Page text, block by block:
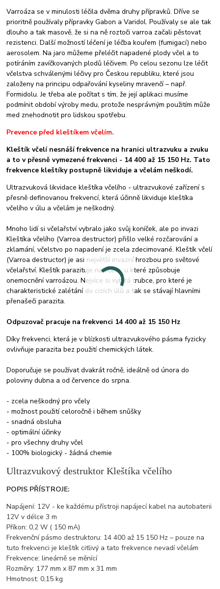
Varroáza se v minulosti léčila dvěma druhy přípravků. Dříve se
prioritně používaly přípravky Gabon a Varidol. Používaly se ale tak
dlouho a tak masově, že si na ně roztoči varroa začali pěstovat
rezistenci. Další možností léčení je léčba kouřem (fumigací) nebo
aerosolem. Na jaro můžeme přeléčit napadené plody včel a to
potíráním zavíčkovaných plodů léčivem. Po celou sezonu lze léčit
včelstva schválenými léčivy pro Českou republiku, které jsou
založeny na principu odpařování kyseliny mravenčí – např.
Formidolu. Je třeba ale počítat s tím, že její aplikaci musíme
podmínit období výroby medu, protože nesprávným použitím může
med znehodnotit pro lidskou spotřebu.
Prevence před kleštíkem včelím.
Kleštík včelí nesnáší frekvence na hranici ultrazvuku a zvuku
a to v přesně vymezené frekvenci - 14 400 až 15 150 Hz. Tato
frekvence kleštíky postupně likviduje a včelám neškodí.
Ultrazvuková likvidace kleštíka včelího - ultrazvukové zařízení s
přesně definovanou frekvencí, která účinně likviduje kleštíka
včelího v úlu a včelám je neškodný.
Mnoho lidí si včelařství vybralo jako svůj koníček, ale po invazi
Kleštíka včelího (Varroa destructor) přišlo velké rozčarování a
zklamání, včelstvo po napadení je zcela zdecimované. Kleštík včelí
(Varroa destructor) je asi největší invazní hrozbou pro světové
včelařství. Kleštík parazituje na včele, u které způsobuje
onemocnění varroázou. Nejvíce si vybírá trubce, pro které je
charakteristické zalétání do cizích úlů a tak se stávají hlavními
přenašeči parazita.
Odpuzovač pracuje na frekvenci 14 400 až 15 150 Hz
Díky frekvenci, která je v blízkosti ultrazvukového pásma fyzicky
ovlivňuje parazita bez použití chemických látek.
Doporučuje se používat dvakrát ročně, ideálně od února do
poloviny dubna a od července do srpna.
- zcela neškodný pro včely
- možnost použití celoročně i během snůšky
- snadná obsluha
- optimální účinky
- pro všechny druhy včel
- 100% biologický - žádná chemie
Ultrazvukový destruktor Kleštíka včelího
POPIS PŘÍSTROJE:
Napájení: 12V - ke každému přístroji napájecí kabel na autobaterii
12V v délce 3 m
Příkon: 0,2 W ( 150 mA)
Frekvenční pásmo destruktoru: 14 400 až 15 150 Hz – pouze na
tuto frekvenci je kleštík citlivý a tato frekvence nevadí včelám
Frekvence: lineárně se měnící
Rozměry: 177 mm x 87 mm x 31 mm
Hmotnost: 0,15 kg